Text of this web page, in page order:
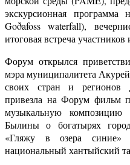
экскурсионная
Goðafoss waterfall),
итоговая встреча
Форум открылся
мэра муниципалитета
своих стран и регионов
привезла на Форум фильм
музыкальную
Былины о богатырях
«Гляжу в озера синие»
национальный хантыйский